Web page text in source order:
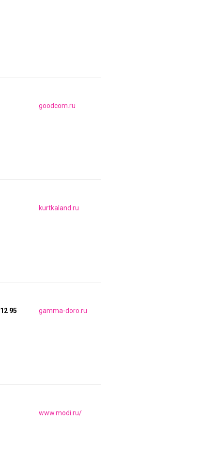
goodcom.ru
kurtkaland.ru
95 gamma-doro.ru
www.modi.ru/